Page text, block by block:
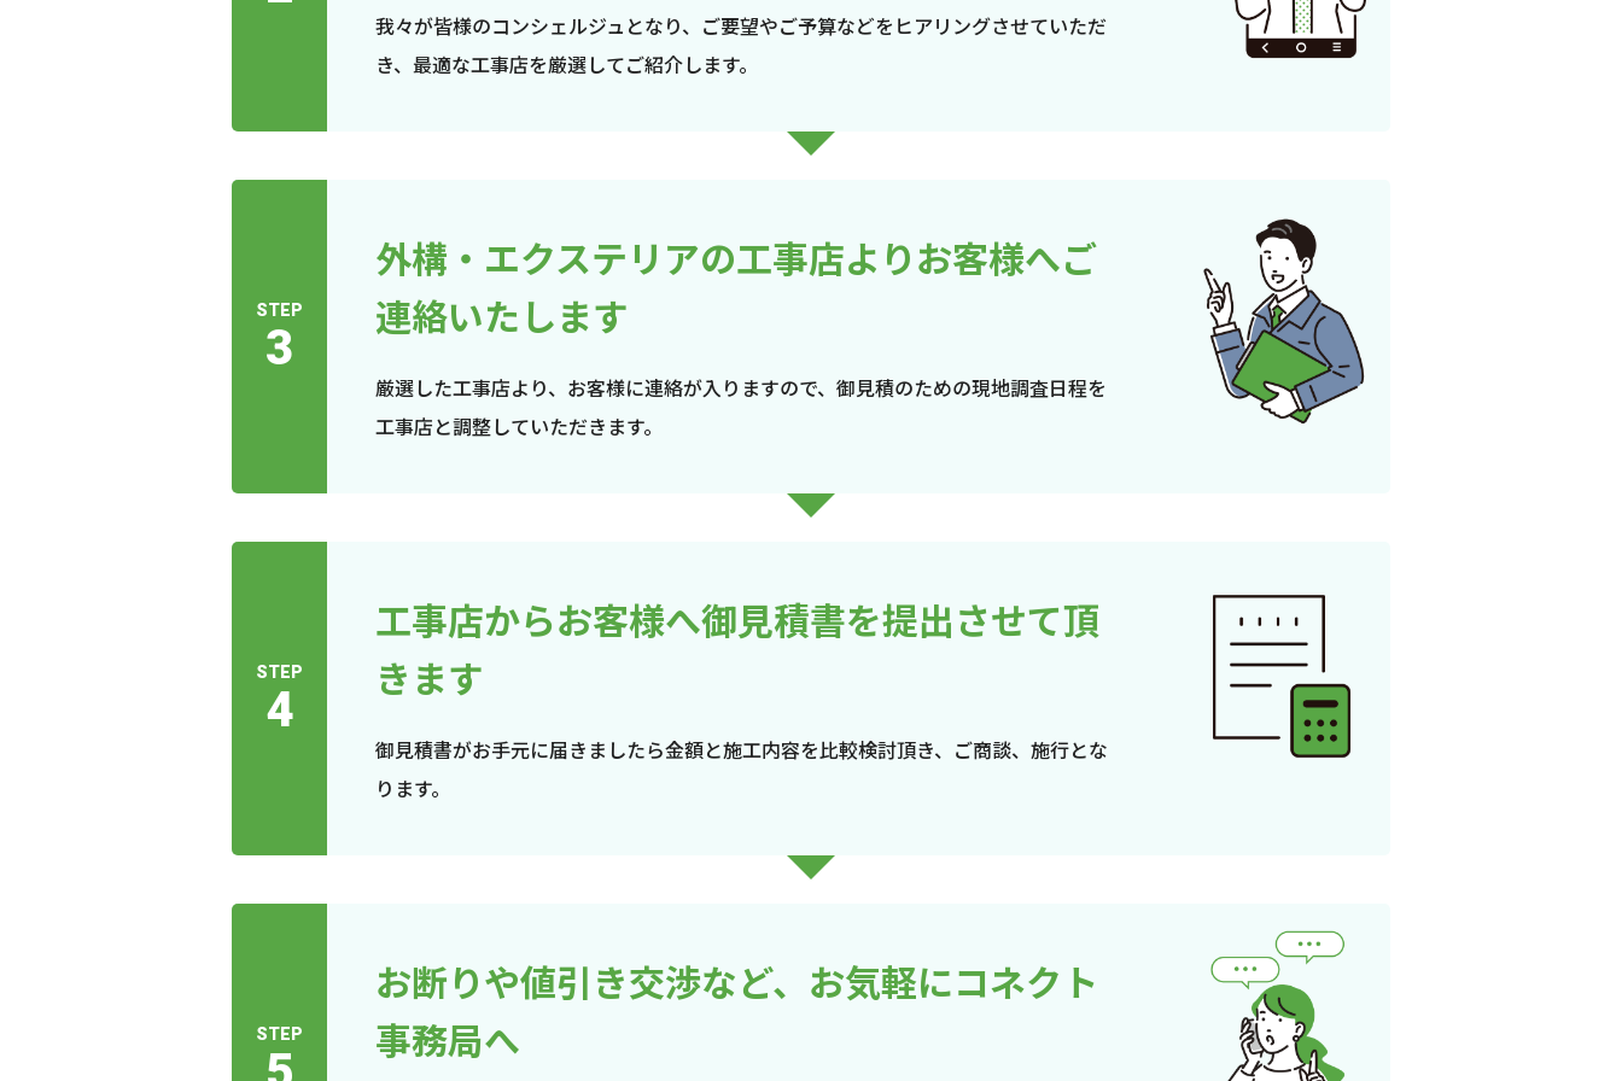
我々が皆様のコンシェルジュとなり、ご要望やご予算などをヒアリングさせていただ
き、最適な工事店を厳選してご紹介します。
STEP
3
外構・エクステリアの工事店よりお客様へご
連絡いたします
厳選した工事店より、お客様に連絡が入りますので、御見積のための現地調査日程を
工事店と調整していただきます。
STEP
4
工事店からお客様へ御見積書を提出させて頂
きます
御見積書がお手元に届きましたら金額と施工内容を比較検討頂き、ご商談、施行とな
ります。
STEP
お断りや値引き交渉など、お気軽にコネクト
事務局へ